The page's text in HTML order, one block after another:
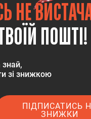
НЕ
ПОШТІ!
зі знижкою
ПІДПИСАТИСЬ
ЗНИЖКИ